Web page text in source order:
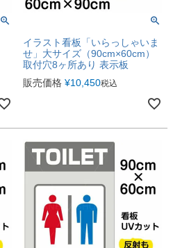
イラスト看板「いらっしゃいま
せ」大サイズ（90cm×60cm）
取付穴8ヶ所あり 表示板
販売価格 ¥10,450税込